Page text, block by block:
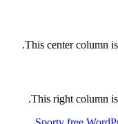
This center column
This right column